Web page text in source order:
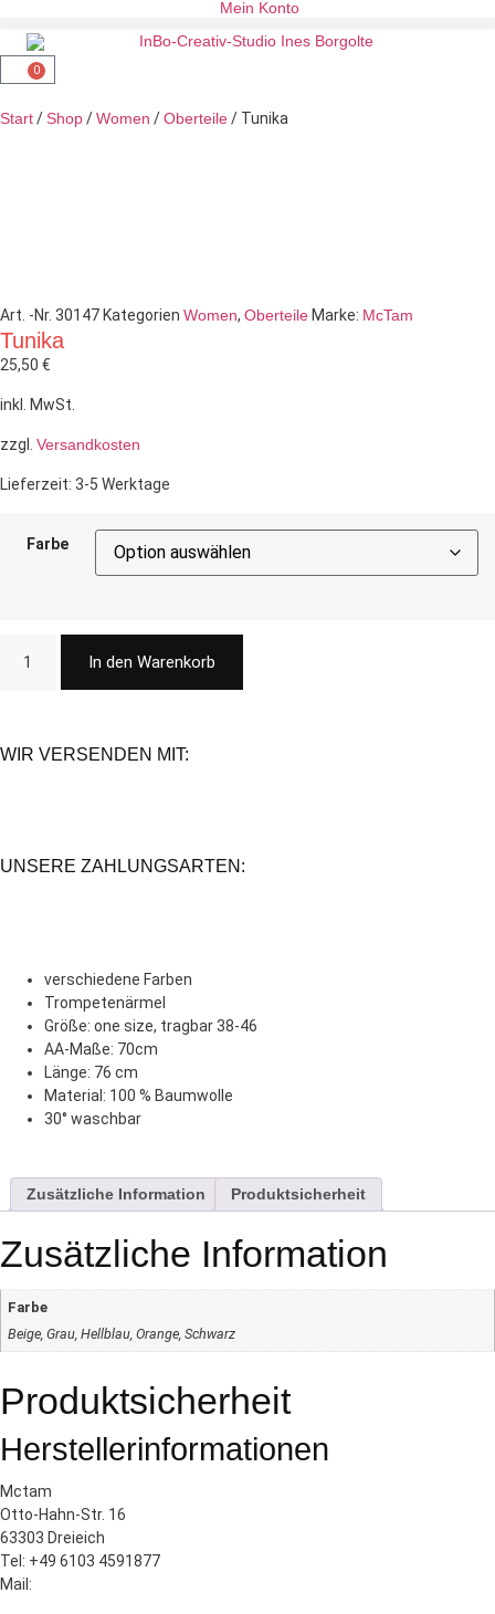
Mein Konto
0
Start/Shop/Women /Oberteile/ Tunika
Art. -Nr. 30147 Kategorien Women, Oberteile Marke: McTam
Tunika
25,50 €
inkl. MwSt.
zzgl. Versandkosten
Lieferzeit: 3-5 Werktage
Farbe
In den Warenkorb
WIR VERSENDEN MIT:
UNSERE ZAHLUNGSARTEN:
verschiedene Farben
Trompetenärmel
Größe: one size, tragbar 38-46
AA-Maße: 70cm
Länge: 76 cm
Material: 100 % Baumwolle
30° waschbar
Zusätzliche Information Produktsicherheit
Zusätzliche Information
Farbe
Beige, Grau, Hellblau, Orange, Schwarz
Produktsicherheit
Herstellerinformationen
Mctam
Otto-Hahn-Str. 16
63303 Dreieich
Tel: +49 6103 4591877
Mail: